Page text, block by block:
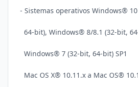
- Sistemas operativos Windows® 10